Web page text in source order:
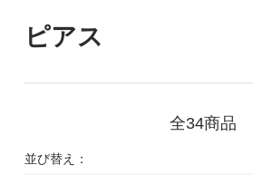
ピアス
全34商品
並び替え：